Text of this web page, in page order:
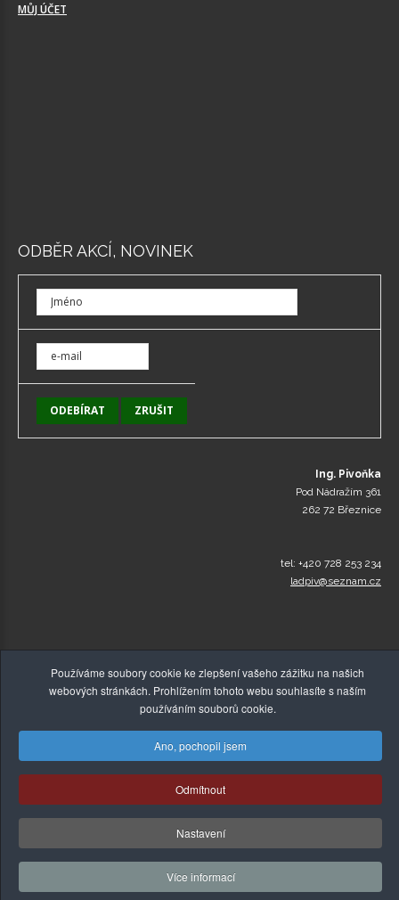
MŮJ ÚČET
ODBĚR AKCÍ, NOVINEK
Ing. Pivoňka
Pod Nádražím 361
262 72 Březnice
tel: +420 728 253 234
ladpiv@seznam.cz
Zelenakava-Detox.cz
práva vyhrazena! |
Tvorba webových stránek,
Absolutus.cz
Používáme soubory cookie ke zlepšení vašeho zážitku na našich
webových stránkách. Prohlížením tohoto webu souhlasíte s naším
používáním souborů cookie.
Ano, pochopil jsem
Odmítnout
Nastavení
Více informací